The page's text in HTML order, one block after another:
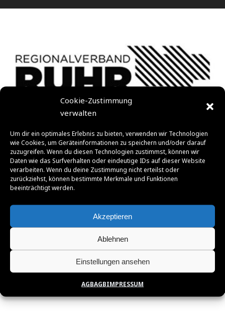
Cookie-Zustimmung
verwalten
Um dir ein optimales Erlebnis zu bieten, verwenden wir Technologien
wie Cookies, um Geräteinformationen zu speichern und/oder darauf
zuzugreifen. Wenn du diesen Technologien zustimmst, können wir
Daten wie das Surfverhalten oder eindeutige IDs auf dieser Website
verarbeiten. Wenn du deine Zustimmung nicht erteilst oder
zurückziehst, können bestimmte Merkmale und Funktionen
beeinträchtigt werden.
Akzeptieren
Ablehnen
Einstellungen ansehen
AGBAGBIMPRESSUM